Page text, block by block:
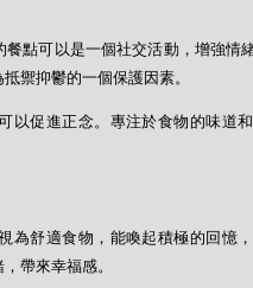
點可以是一個社交活動，增強情
禦抑鬱的一個保護因素。
促進正念。專注於食物的味道
舒適食物，能喚起積極的回憶
帶來幸福感。